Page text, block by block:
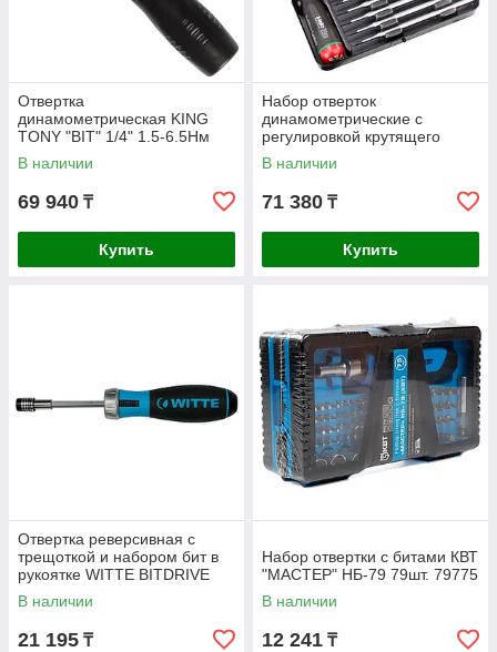
Отвертка
динамометрическая KING
TONY "BIT" 1/4" 1.5-6.5Нм
34011-2DG
В наличии
69 940 ₸
Купить
Набор отверток
динамометрические c
регулировкой крутящего
момента Felo 0.6-1.5Н·м
12шт. 10099616
В наличии
71 380 ₸
Купить
Отвертка реверсивная с
трещоткой и набором бит в
рукоятке WITTE BITDRIVE
Ratchet 468021000
В наличии
21 195 ₸
Набор отвертки с битами КВТ
"МАСТЕР" НБ-79 79шт. 79775
В наличии
12 241 ₸